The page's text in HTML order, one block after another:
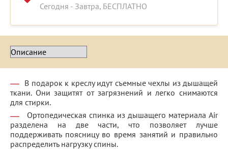
Сегодня - Завтра, БЕСПЛАТНО
В подарок к креслу идут съемные чехлы из дышащей
ткани. Они защитят от загрязнений и легко снимаются
для стирки.
Ортопедическая спинка из дышащего материала Air
разделена на две части, что позволяет лучше
поддерживать поясницу во время занятий и правильно
распределить нагрузку спины.